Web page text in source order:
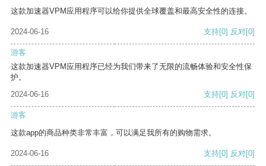
这款加速器VPM应用程序可以给你提供全球覆盖和最高安全性的连接。
2024-06-16 支持[0] 反对[0]
游客
这款加速器VPM应用程序已经为我们带来了无限的流畅体验和安全性保
护。
2024-06-16
支持[0] 反对[0]
游客
这款app的商品种类非常丰富，可以满足我所有的购物需求。
2024-06-16 支持[0] 反对[0]